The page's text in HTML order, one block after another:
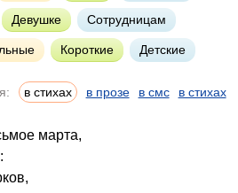
Девушке Сотрудницам
Короткие Детские
в стихах в прозе в смс в стихах
марта,